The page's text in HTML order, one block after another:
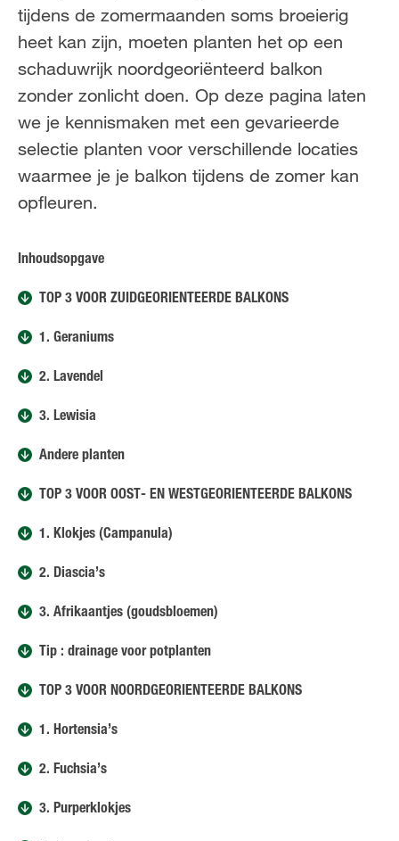
tijdens de zomermaanden soms broeierig
heet kan zijn, moeten planten het op een
schaduwrijk noordgeoriënteerd balkon
zonder zonlicht doen. Op deze pagina laten
we je kennismaken met een gevarieerde
selectie planten voor verschillende locaties
waarmee je je balkon tijdens de zomer kan
opfleuren.
Inhoudsopgave
TOP 3 VOOR ZUIDGEORIËNTEERDE BALKONS
1. Geraniums
2. Lavendel
3. Lewisia
Andere planten
TOP 3 VOOR OOST- EN WESTGEORIËNTEERDE BALKONS
1. Klokjes (Campanula)
2. Diascia’s
3. Afrikaantjes (goudsbloemen)
Tip : drainage voor potplanten
TOP 3 VOOR NOORDGEORIËNTEERDE BALKONS
1. Hortensia’s
2. Fuchsia’s
3. Purperklokjes